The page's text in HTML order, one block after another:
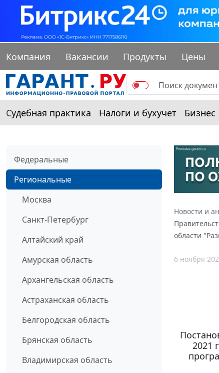
Компания Вакансии Продукты Цены
Судебная практика Налоги и бухучет Бизнес
Федеральные
Региональные
Москва
Санкт-Петербург
Алтайский край
Амурская область
Архангельская область
Астраханская область
Белгородская область
Брянская область
Владимирская область
Новости и
области
6 ноября
2021